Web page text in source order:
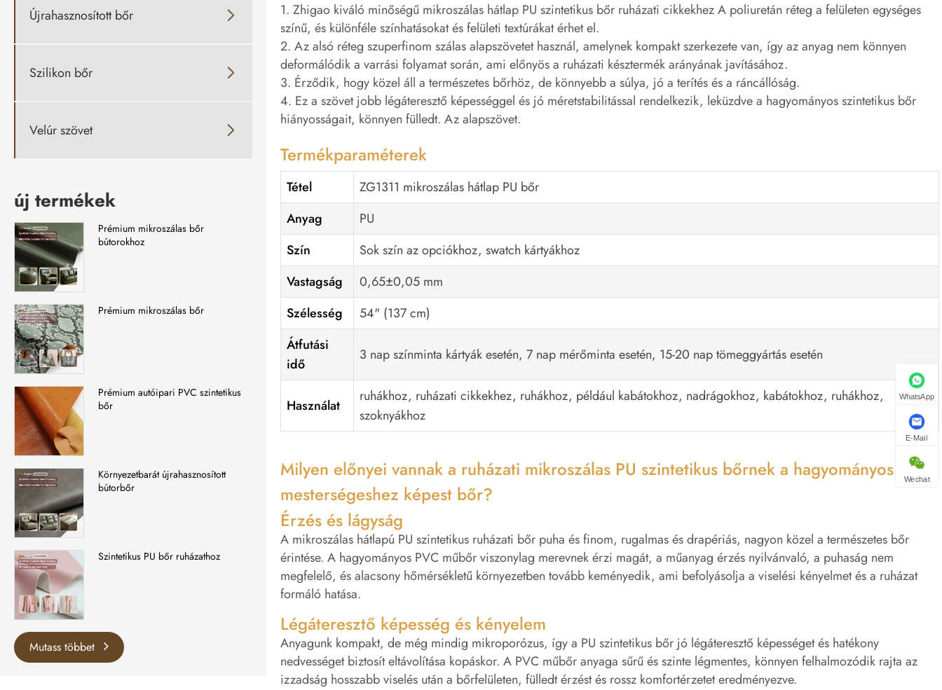
Újrahasznosított bőr 
Szilikon bőr 
Velúr szövet 
új termékek
Prémium mikroszálas bőr
bútorokhoz
Prémium mikroszálas bőr
Prémium autóipari PVC szintetikus
bőr
Környezetbarát újrahasznosított
bútorbőr
Szintetikus PU bőr ruházathoz
Mutass többet
1. Zhigao kiváló minőségű mikroszálas hátlap PU szintetikus bőr ruházati cikkekhez A poliuretán réteg a felületen egységes
színű, és különféle színhatásokat és felületi textúrákat érhet el.
2. Az alsó réteg szuperfinom szálas alapszövetet használ, amelynek kompakt szerkezete van, így az anyag nem könnyen
deformálódik a varrási folyamat során, ami előnyös a ruházati késztermék arányának javításához.
3. Érződik, hogy közel áll a természetes bőrhöz, de könnyebb a súlya, jó a terítés és a ráncállóság.
4. Ez a szövet jobb légáteresztő képességgel és jó méretstabilitással rendelkezik, leküzdve a hagyományos szintetikus bőr
hiányosságait, könnyen fülledt. Az alapszövet.
Termékparaméterek
Tétel
ZG1311 mikroszálas hátlap PU bőr
Anyag
PU
Szín
Sok szín az opciókhoz, swatch kártyákhoz
Vastagság
0,65±0,05 mm
Szélesség
54" (137 cm)
Átfutási
idő
3 nap színminta kártyák esetén, 7 nap mérőminta esetén, 15-20 nap tömeggyártás esetén
Használat
ruhákhoz, ruházati cikkekhez, ruhákhoz, például kabátokhoz, nadrágokhoz, kabátokhoz, ruhákhoz,
szoknyákhoz
Milyen előnyei vannak a ruházati mikroszálas PU szintetikus bőrnek a hagyományos PVC
mesterségeshez képest bőr?
Érzés és lágyság
A mikroszálas hátlapú PU szintetikus ruházati bőr puha és finom, rugalmas és drapériás, nagyon közel a természetes bőr
érintése. A hagyományos PVC műbőr viszonylag merevnek érzi magát, a műanyag érzés nyilvánvaló, a puhaság nem
megfelelő, és alacsony hőmérsékletű környezetben tovább keményedik, ami befolyásolja a viselési kényelmet és a ruházat
formáló hatása.
Légáteresztő képesség és kényelem
Anyagunk kompakt, de még mindig mikroporózus, így a PU szintetikus bőr jó légáteresztő képességet és hatékony
nedvességet biztosít eltávolítása kopáskor. A PVC műbőr anyaga sűrű és szinte légmentes, könnyen felhalmozódik rajta az
izzadság hosszabb viselés után a bőrfelületen, fülledt érzést és rossz komfortérzetet eredményezve.
WhatsApp
E-Mail
Wechat